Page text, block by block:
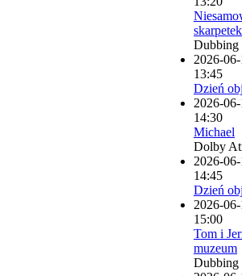
Dubbing
2026-
13:45
Dzień
2026-
14:30
Michael
Dolby
2026-
14:45
Dzień
2026-
15:00
Tom i
muzeum
Dubbing